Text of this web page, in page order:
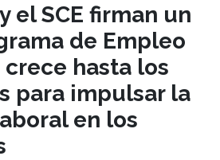
el SCE firman un
de Empleo
hasta los
para impulsar la
en los